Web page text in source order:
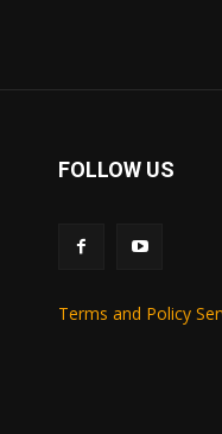
FOLLOW US
Terms and Policy